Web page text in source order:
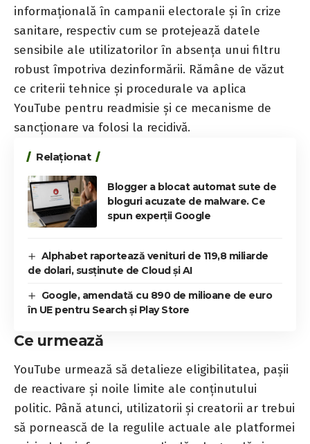
informațională în campanii electorale și în crize
sanitare, respectiv cum se protejează datele
sensibile ale utilizatorilor în absența unui filtru
robust împotriva dezinformării. Rămâne de văzut
ce criterii tehnice și procedurale va aplica
YouTube pentru readmisie și ce mecanisme de
sancționare va folosi la recidivă.
Relaționat
Blogger a blocat automat sute de
bloguri acuzate de malware. Ce
spun experții Google
Alphabet raportează venituri de 119,8 miliarde
de dolari, susținute de Cloud și AI
Google, amendată cu 890 de milioane de euro
în UE pentru Search și Play Store
Ce urmează
YouTube urmează să detalieze eligibilitatea, pașii
de reactivare și noile limite ale conținutului
politic. Până atunci, utilizatorii și creatorii ar trebui
să pornească de la regulile actuale ale platformei